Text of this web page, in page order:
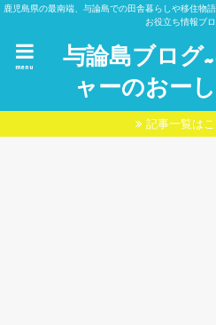
鹿児島県の最南端、与論島での田舎暮らしや移住物
お役立ち情報ブロ
与論島ブログ
ャーのおー
menu
記事一覧は